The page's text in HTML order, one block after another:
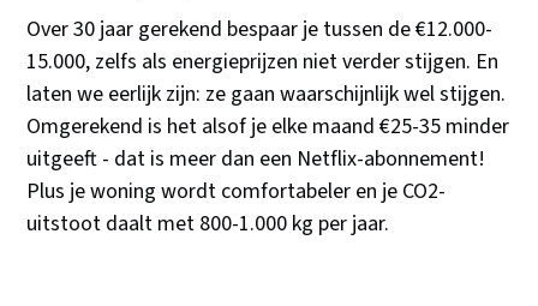
Over 30 jaar gerekend bespaar je tussen de €12.000-
15.000, zelfs als energieprijzen niet verder stijgen. En
laten we eerlijk zijn: ze gaan waarschijnlijk wel stijgen.
Omgerekend is het alsof je elke maand €25-35 minder
uitgeeft - dat is meer dan een Netflix-abonnement!
Plus je woning wordt comfortabeler en je CO2-
uitstoot daalt met 800-1.000 kg per jaar.